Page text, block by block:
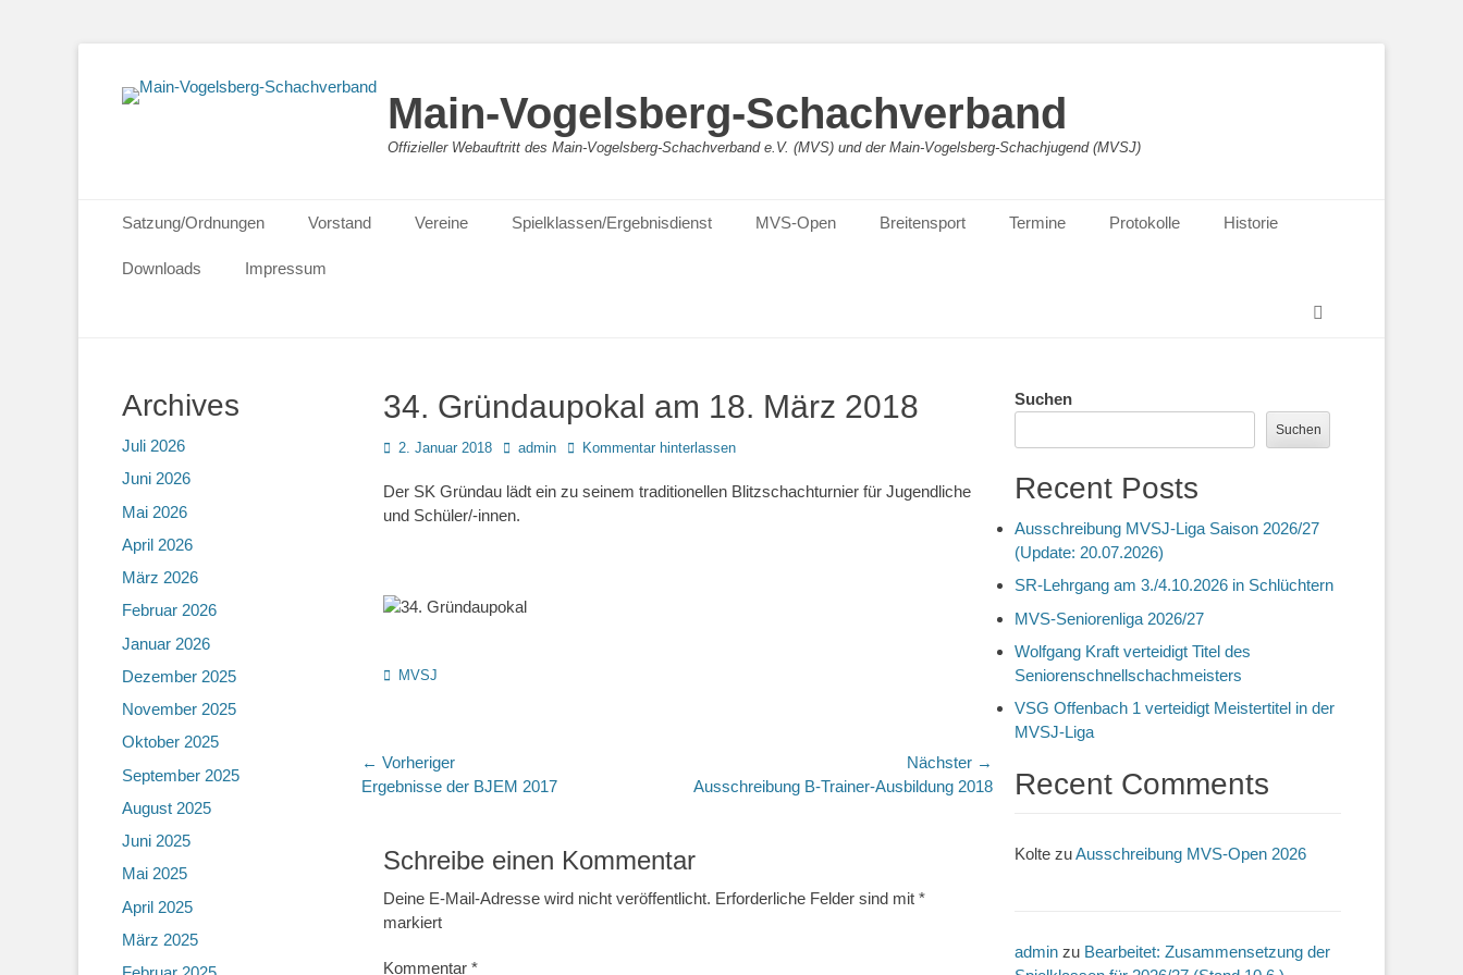
Main-Vogelsberg-Schachverband
Offizieller Webauftritt des Main-Vogelsberg-Schachverband e.V. (MVS) und der Main-Vogelsberg-Schachjugend (MVSJ)
Primäres Menü
Inhalt
springen
Satzung/Ordnungen Vorstand Vereine Spielklassen/Ergebnisdienst MVS-Open Breitensport Termine Protokolle Historie
Downloads
Impressum
34. Gründaupokal am 18. März 2018
Posted
2. Januar 2018 Autoradmin Kommentar hinterlassen
Der SK Gründau lädt ein zu seinem traditionellen Blitzschachturnier für Jugendliche
und Schüler/-innen.
Kategorien
MVSJ
Beitragsnavigation
← Vorheriger
Vorheriger
Ergebnisse der BJEM 2017
Nächster →
Nächster
Ausschreibung B-Trainer-Ausbildung 2018
Schreibe einen Kommentar
Deine E-Mail-Adresse wird nicht veröffentlicht. Erforderliche Felder sind mit *
markiert
Kommentar *
Suchen
Suchen
Recent Posts
Ausschreibung MVSJ-Liga Saison 2026/27
(Update: 20.07.2026)
SR-Lehrgang am 3./4.10.2026 in Schlüchtern
MVS-Seniorenliga 2026/27
Wolfgang Kraft verteidigt Titel des
Seniorenschnellschachmeisters
VSG Offenbach 1 verteidigt Meistertitel in der
MVSJ-Liga
Recent Comments
Kolte zuAusschreibung MVS-Open 2026
admin zu Bearbeitet: Zusammensetzung der
Archives
Juli 2026
Juni 2026
Mai 2026
April 2026
März 2026
Februar 2026
Januar 2026
Dezember 2025
November 2025
Oktober 2025
September 2025
August 2025
Juni 2025
Mai 2025
April 2025
März 2025